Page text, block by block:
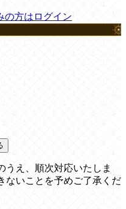
の方はログイン
うえ、順次対応いたしま
ないことを予めご了承くだ